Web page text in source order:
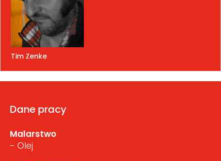
Tim Zenke
Dane pracy
Malarstwo
- Olej